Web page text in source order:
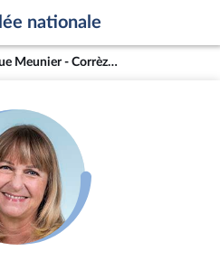
nationale
Mme Frédérique Meunier - Corrèze (2e circonscription)